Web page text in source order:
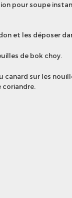
pour soupe
et les déposer
de bok choy.
canard sur les
coriandre.